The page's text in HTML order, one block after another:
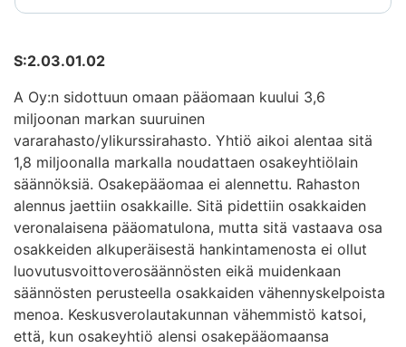
S:2.03.01.02
A Oy:n sidottuun omaan pääomaan kuului 3,6
miljoonan markan suuruinen
vararahasto/ylikurssirahasto. Yhtiö aikoi alentaa sitä
1,8 miljoonalla markalla noudattaen osakeyhtiölain
säännöksiä. Osakepääomaa ei alennettu. Rahaston
alennus jaettiin osakkaille. Sitä pidettiin osakkaiden
veronalaisena pääomatulona, mutta sitä vastaava osa
osakkeiden alkuperäisestä hankintamenosta ei ollut
luovutusvoittoverosäännösten eikä muidenkaan
säännösten perusteella osakkaiden vähennyskelpoista
menoa. Keskusverolautakunnan vähemmistö katsoi,
että, kun osakeyhtiö alensi osakepääomaansa